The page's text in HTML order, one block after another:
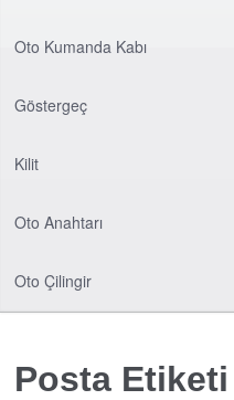
Oto Kumanda Kabı
Göstergeç
Kilit
Oto Anahtarı
Oto Çilingir
Posta